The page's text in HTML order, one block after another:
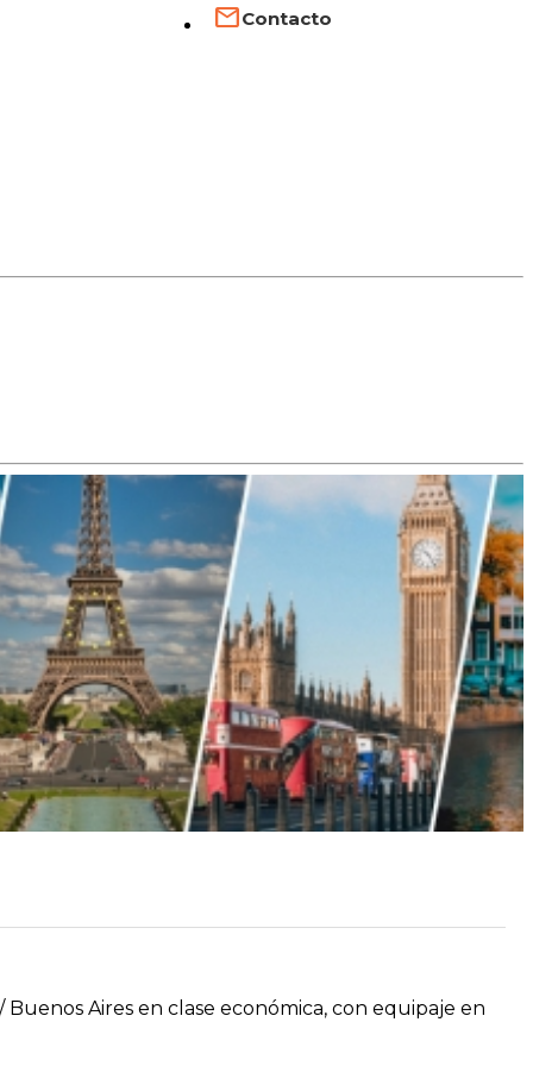
Contacto
Aires en clase económica, con equipaje en